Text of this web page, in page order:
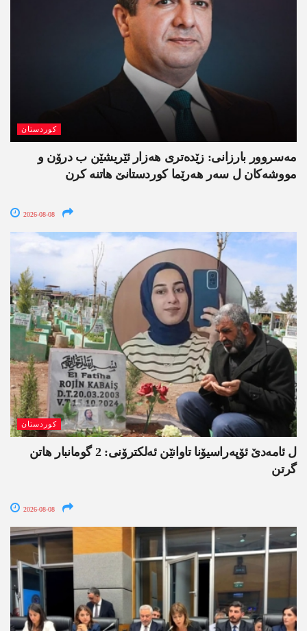
کوردستان
مەسروور بارزانی: زێدەتری ھەزار ئێریشێن ب درۆن و
مووشەکان ل سەر ھەرێما کوردستانێ ھاتنە کرن
2026-08-08
کوردستان
ل ئامەدێ ئۆپەراسیۆنا تاوانێن ئەلکترۆنی: 2 گومانبار ھاتن
گرتن
2026-08-08